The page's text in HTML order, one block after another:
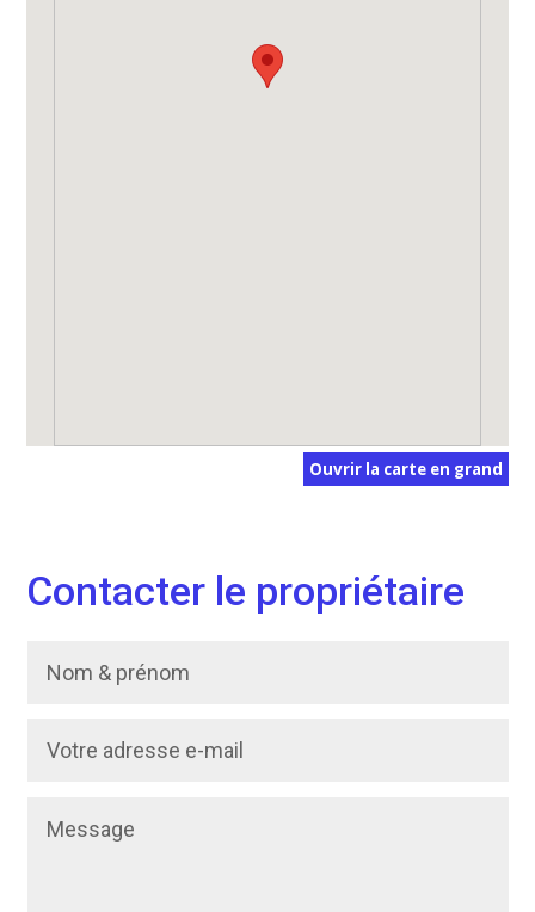
Ouvrir la carte en grand
Contacter le propriétaire